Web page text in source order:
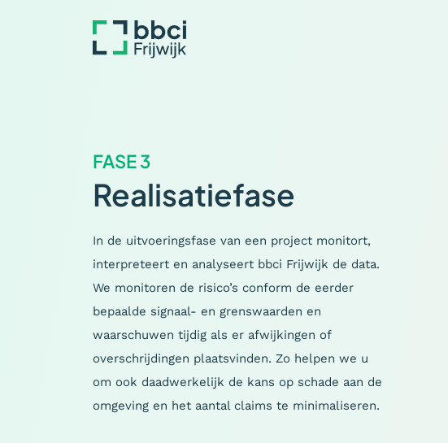
FASE 3
Realisatiefase
In de uitvoeringsfase van een project monitort,
interpreteert en analyseert bbci Frijwijk de data.
We monitoren de risico’s conform de eerder
bepaalde signaal- en grenswaarden en
waarschuwen tijdig als er afwijkingen of
overschrijdingen plaatsvinden. Zo helpen we u
om ook daadwerkelijk de kans op schade aan de
omgeving en het aantal claims te minimaliseren.